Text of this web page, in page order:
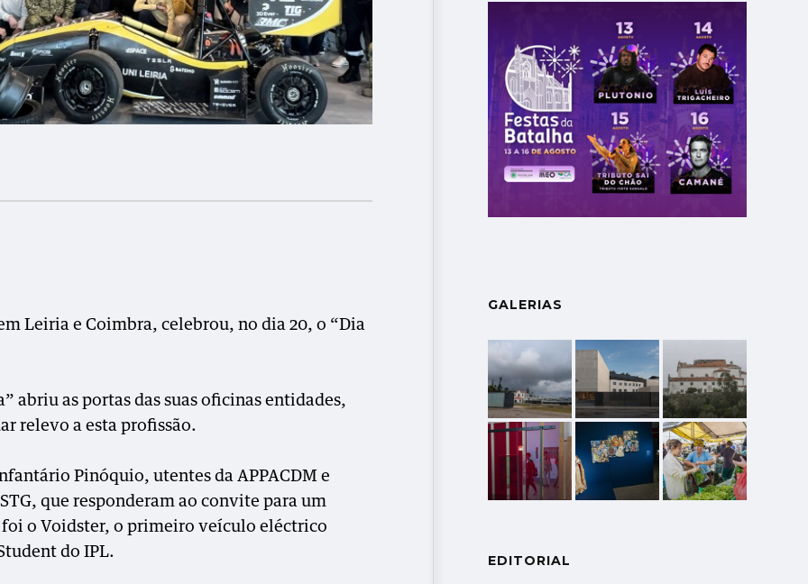
Leiria e Coimbra, celebrou, no dia 20, o “Dia
abriu as portas das suas oficinas entidades,
relevo a esta profissão.
Pinóquio, utentes da APPACDM e
que responderam ao convite para um
foi o Voidster, o primeiro veículo eléctrico
do IPL.
GALERIAS
EDITORIAL